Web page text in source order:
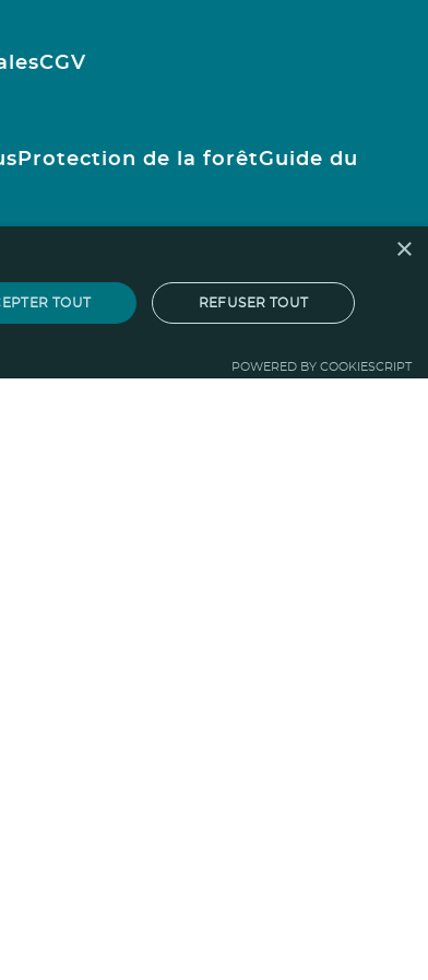
CGV
Protection de la forêtGuide du
×
TOUT REFUSER TOUT
POWERED BY COOKIESCRIPT